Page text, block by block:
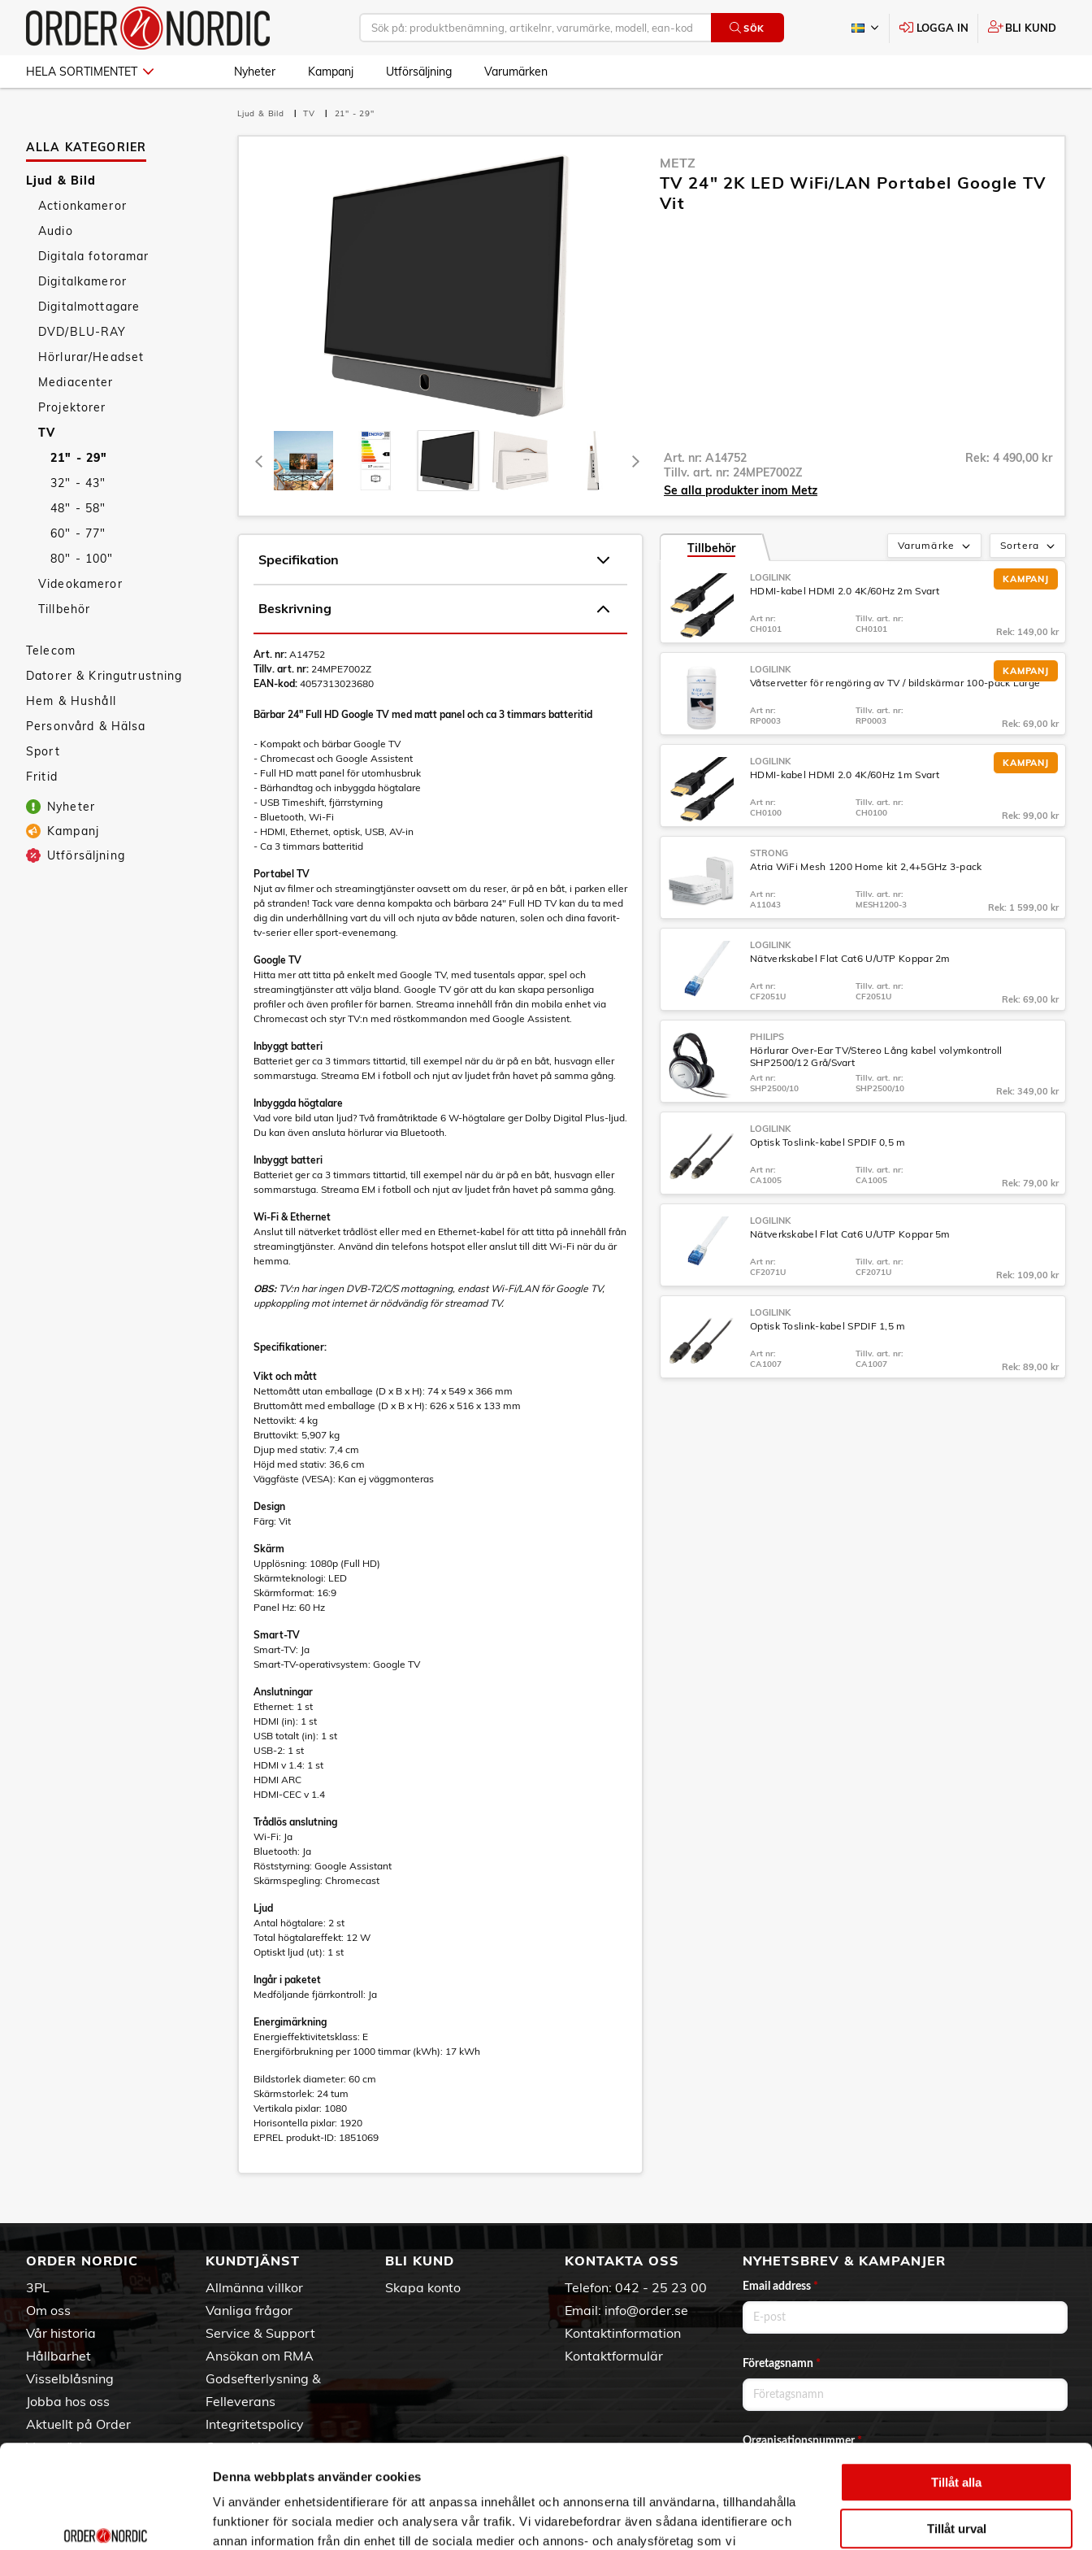
Denna webbplats använder cookies
Vi använder enhetsidentifierare för att anpassa innehållet och annonserna till användarna, tillhandahålla
funktioner för sociala medier och analysera vår trafik. Vi vidarebefordrar även sådana identifierare och
annan information från din enhet till de sociala medier och annons- och analysföretag som vi
Tillåt alla
Tillåt urval
SÖK LOGGA IN BLI KUND
HELA SORTIMENTET Nyheter Kampanj Utförsäljning Varumärken
ALLA KATEGORIER
Ljud & Bild
Actionkameror
Audio
Digitala fotoramar
Digitalkameror
Digitalmottagare
DVD/BLU-RAY
Hörlurar/Headset
Mediacenter
Projektorer
TV
21" - 29"
32" - 43"
48" - 58"
60" - 77"
80" - 100"
Videokameror
Tillbehör
Telecom
Datorer & Kringutrustning
Hem & Hushåll
Personvård & Hälsa
Sport
Fritid
Nyheter
Kampanj
Utförsäljning
Ljud & Bild TV 21" - 29"
METZ
TV 24" 2K LED WiFi/LAN Portabel Google TV
Vit
Art. nr: A14752
Tillv. art. nr: 24MPE7002Z
Rek: 4 490,00 kr
Se alla produkter inom Metz
Specifikation
Beskrivning
Art. nr: A14752
Tillv. art. nr: 24MPE7002Z
EAN-kod: 4057313023680
Bärbar 24" Full HD Google TV med matt panel och ca 3 timmars batteritid
- Kompakt och bärbar Google TV
- Chromecast och Google Assistent
- Full HD matt panel för utomhusbruk
- Bärhandtag och inbyggda högtalare
- USB Timeshift, fjärrstyrning
- Bluetooth, Wi-Fi
- HDMI, Ethernet, optisk, USB, AV-in
- Ca 3 timmars batteritid
Portabel TV
Njut av filmer och streamingtjänster oavsett om du reser, är på en båt, i parken eller
på stranden! Tack vare denna kompakta och bärbara 24" Full HD TV kan du ta med
dig din underhållning vart du vill och njuta av både naturen, solen och dina favorit-
tv-serier eller sport-evenemang.
Google TV
Hitta mer att titta på enkelt med Google TV, med tusentals appar, spel och
streamingtjänster att välja bland. Google TV gör att du kan skapa personliga
profiler och även profiler för barnen. Streama innehåll från din mobila enhet via
Chromecast och styr TV:n med röstkommandon med Google Assistent.
Inbyggt batteri
Batteriet ger ca 3 timmars tittartid, till exempel när du är på en båt, husvagn eller
sommarstuga. Streama EM i fotboll och njut av ljudet från havet på samma gång.
Inbyggda högtalare
Vad vore bild utan ljud? Två framåtriktade 6 W-högtalare ger Dolby Digital Plus-ljud.
Du kan även ansluta hörlurar via Bluetooth.
Inbyggt batteri
Batteriet ger ca 3 timmars tittartid, till exempel när du är på en båt, husvagn eller
sommarstuga. Streama EM i fotboll och njut av ljudet från havet på samma gång.
Wi-Fi & Ethernet
Anslut till nätverket trådlöst eller med en Ethernet-kabel för att titta på innehåll från
streamingtjänster. Använd din telefons hotspot eller anslut till ditt Wi-Fi när du är
hemma.
OBS: TV:n har ingen DVB-T2/C/S mottagning, endast Wi-Fi/LAN för Google TV,
uppkoppling mot internet är nödvändig för streamad TV.
Specifikationer:
Vikt och mått
Nettomått utan emballage (D x B x H): 74 x 549 x 366 mm
Bruttomått med emballage (D x B x H): 626 x 516 x 133 mm
Nettovikt: 4 kg
Bruttovikt: 5,907 kg
Djup med stativ: 7,4 cm
Höjd med stativ: 36,6 cm
Väggfäste (VESA): Kan ej väggmonteras
Design
Färg: Vit
Skärm
Upplösning: 1080p (Full HD)
Skärmteknologi: LED
Skärmformat: 16:9
Panel Hz: 60 Hz
Smart-TV
Smart-TV: Ja
Smart-TV-operativsystem: Google TV
Anslutningar
Ethernet: 1 st
HDMI (in): 1 st
USB totalt (in): 1 st
USB-2: 1 st
HDMI v 1.4: 1 st
HDMI ARC
HDMI-CEC v 1.4
Trådlös anslutning
Wi-Fi: Ja
Bluetooth: Ja
Röststyrning: Google Assistant
Skärmspegling: Chromecast
Ljud
Antal högtalare: 2 st
Total högtalareffekt: 12 W
Optiskt ljud (ut): 1 st
Ingår i paketet
Medföljande fjärrkontroll: Ja
Energimärkning
Energieffektivitetsklass: E
Energiförbrukning per 1000 timmar (kWh): 17 kWh
Bildstorlek diameter: 60 cm
Skärmstorlek: 24 tum
Vertikala pixlar: 1080
Horisontella pixlar: 1920
EPREL produkt-ID: 1851069
Sortera
Varumärke
Tillbehör
KAMPANJ
LOGILINK
HDMI-kabel HDMI 2.0 4K/60Hz 2m Svart
Art nr:
CH0101
Tillv. art. nr:
CH0101
Rek: 149,00 kr
KAMPANJ
LOGILINK
Våtservetter för rengöring av TV / bildskärmar 100-pack Large
Art nr:
RP0003
Tillv. art. nr:
RP0003
Rek: 69,00 kr
KAMPANJ
LOGILINK
HDMI-kabel HDMI 2.0 4K/60Hz 1m Svart
Art nr:
CH0100
Tillv. art. nr:
CH0100
Rek: 99,00 kr
STRONG
Atria WiFi Mesh 1200 Home kit 2,4+5GHz 3-pack
Art nr:
A11043
Tillv. art. nr:
MESH1200-3
Rek: 1 599,00 kr
LOGILINK
Nätverkskabel Flat Cat6 U/UTP Koppar 2m
Art nr:
CF2051U
Tillv. art. nr:
CF2051U
Rek: 69,00 kr
PHILIPS
Hörlurar Over-Ear TV/Stereo Lång kabel volymkontroll
SHP2500/12 Grå/Svart
Art nr:
SHP2500/10
Tillv. art. nr:
SHP2500/10
Rek: 349,00 kr
LOGILINK
Optisk Toslink-kabel SPDIF 0,5 m
Art nr:
CA1005
Tillv. art. nr:
CA1005
Rek: 79,00 kr
LOGILINK
Nätverkskabel Flat Cat6 U/UTP Koppar 5m
Art nr:
CF2071U
Tillv. art. nr:
CF2071U
Rek: 109,00 kr
LOGILINK
Optisk Toslink-kabel SPDIF 1,5 m
Art nr:
CA1007
Tillv. art. nr:
CA1007
Rek: 89,00 kr
ORDER NORDIC
3PL
Om oss
Vår historia
Hållbarhet
Visselblåsning
Jobba hos oss
Aktuellt på Order
Varumärken
KUNDTJÄNST
Allmänna villkor
Vanliga frågor
Service & Support
Ansökan om RMA
Godsefterlysning &
Felleverans
Integritetspolicy
Om cookies
BLI KUND
Skapa konto
KONTAKTA OSS
Telefon: 042 - 25 23 00
Email: info@order.se
Kontaktinformation
Kontaktformulär
NYHETSBREV & KAMPANJER
Email address *
Företagsnamn *
Organisationsnummer*
Ja, jag vill prenumerera på nyhetsbrevet.